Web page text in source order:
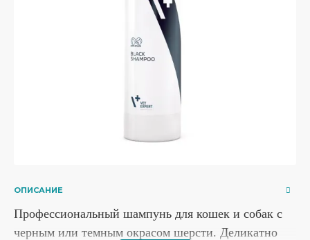
ОПИСАНИЕ
Профессиональный шампунь для кошек и собак с
черным или темным окрасом шерсти. Деликатно